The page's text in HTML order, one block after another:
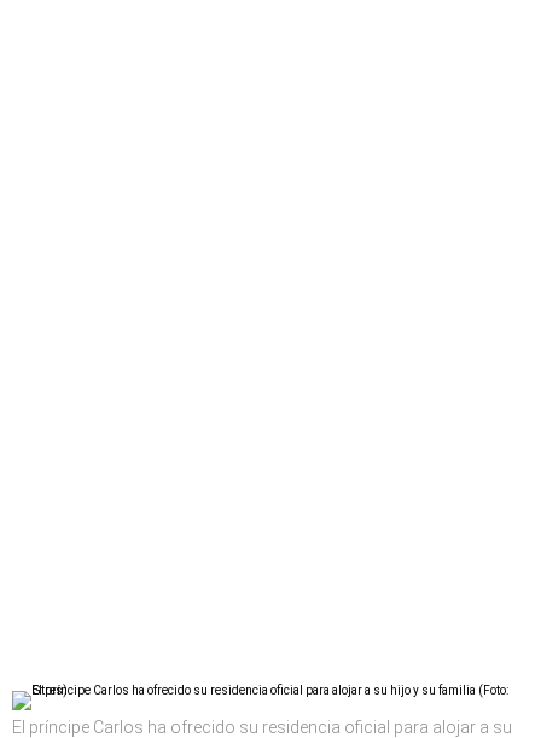
El príncipe Carlos ha ofrecido su residencia oficial para alojar a su